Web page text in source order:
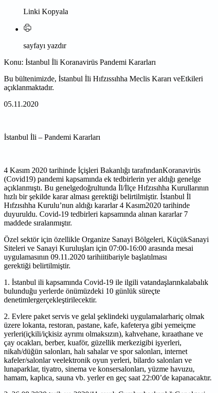
Linki Kopyala
sayfayı yazdır
Konu: İstanbul İli Koranavirüs Pandemi Kararları
Bu bültenimizde, İstanbul İli Hıfzıssıhha Meclis Kararı veEtkileri
açıklanmaktadır.
05.11.2020
İstanbul İli – Pandemi Kararları
4 Kasım 2020 tarihinde İçişleri Bakanlığı tarafındanKoranavirüs
(Covid19) pandemi kapsamında ek tedbirlerin yer aldığı genelge
açıklanmıştı. Bu genelgedoğrultunda İl/İlçe Hıfzısıhha Kurullarının
hızlı birşekilde karar alması gerektiği belirtilmiştir. İstanbul İl
Hıfzısıhha Kurulu’nun aldığı kararlar 4 Kasım2020 tarihinde
duyuruldu. Covid-19 tedbirleri kapsamında alınan kararlar 7
maddede sıralanmıştır.
Özel sektör için özellikle Organize Sanayi Bölgeleri, KüçükSanayi
Siteleri ve Sanayi Kuruluşları için 07:00-16:00 arasında mesai
uygulamasının 09.11.2020 tarihiitibariyle başlatılması
gerektiği belirtilmiştir.
1. İstanbul ili kapsamında Covid-19 ile ilgili vatandaşlarınkalabalık
bulunduğu yerlerde önümüzdeki 10 günlük süreçte
denetimlergerçekleştirilecektir.
2. Evlere paket servis ve gel­al şeklindeki uygulamalarhariç olmak
üzere lokanta, restoran, pastane, kafe, kafeterya gibi yeme­içme
yerleri(içkili/içkisiz ayrımı olmaksızın), kahvehane, kıraathane ve
çay ocakları, berber, kuaför, güzellik merkezigibi işyerleri,
nikah/düğün salonları, halı sahalar ve spor salonları, internet
kafeler/salonlar veelektronik oyun yerleri, bilardo salonları ve
lunaparklar, tiyatro, sinema ve konsersalonları, yüzme havuzu,
hamam, kaplıca, sauna vb. yerler en geç saat 22:00’de kapanacaktır.